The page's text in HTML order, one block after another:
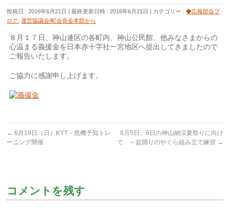
投稿日 : 2016年6月21日 最終更新日時 : 2016年6月21日 カテゴリー :◆広報部会ブ
ログ ,運営協議会/町会長会本部から
８月１７日、神山連区の各町内、神山公民館、他みなさまからの
心温まる義援金を日本赤十字社一宮地区へ提出してきましたので
ご報告いたします。
ご協力に感謝申し上げます。
← 6月19日（日）KYT・危機予知トレ
ーニング開催
8月5日、6日の神山納涼夏祭りに向け
て ～盆踊りのやぐら組み立て練習 →
コメントを残す